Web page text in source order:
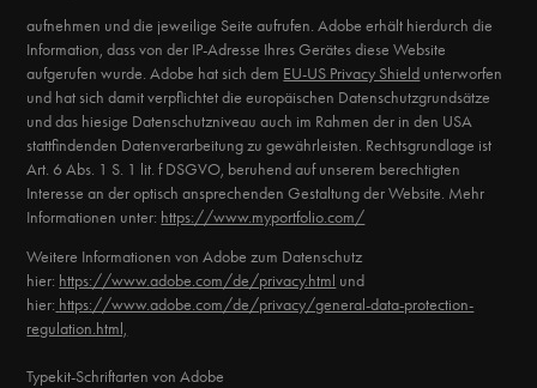
aufnehmen und die jeweilige Seite aufrufen. Adobe erhält hierdurch die
Information, dass von der IP-Adresse Ihres Gerätes diese Website
aufgerufen wurde. Adobe hat sich dem EU-US Privacy Shield unterworfen
und hat sich damit verpflichtet die europäischen Datenschutzgrundsätze
und das hiesige Datenschutzniveau auch im Rahmen der in den USA
stattfindenden Datenverarbeitung zu gewährleisten. Rechtsgrundlage ist
Art. 6 Abs. 1 S. 1 lit. f DSGVO, beruhend auf unserem berechtigten
Interesse an der optisch ansprechenden Gestaltung der Website. Mehr
Informationen unter: https://www.myportfolio.com/
Weitere Informationen von Adobe zum Datenschutz
hier: https://www.adobe.com/de/privacy.html und
hier: https://www.adobe.com/de/privacy/general-data-protection-
regulation.html,
Typekit-Schriftarten von Adobe